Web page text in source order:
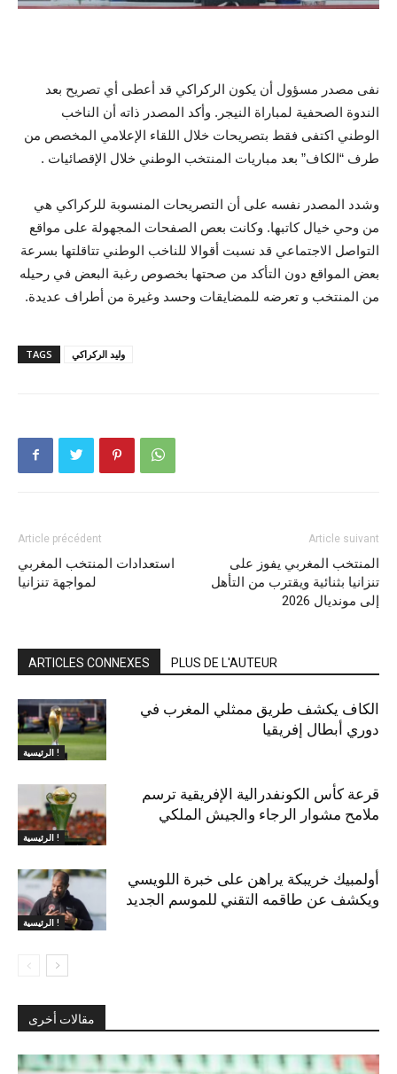
نفى مصدر مسؤول أن يكون الركراكي قد أعطى أي تصريح بعد
الندوة الصحفية لمباراة النيجر. وأكد المصدر ذاته أن الناخب
الوطني اكتفى فقط بتصريحات خلال اللقاء الإعلامي المخصص من
طرف “الكاف” بعد مباريات المنتخب الوطني خلال الإقصائيات .
وشدد المصدر نفسه على أن التصريحات المنسوبة للركراكي هي
من وحي خيال كاتبها. وكانت بعص الصفحات المجهولة على مواقع
التواصل الاجتماعي قد نسبت أقوالا للناخب الوطني تتاقلتها بسرعة
بعض المواقع دون التأكد من صحتها بخصوص رغبة البعض في رحيله
من المنتخب و تعرضه للمضايقات وحسد وغيرة من أطراف عديدة.
TAGS وليد الركراكي
Article précédent
استعدادات المنتخب المغربي
لمواجهة تنزانيا
Article suivant
المنتخب المغربي يفوز على
تنزانيا بثنائية ويقترب من التأهل
إلى مونديال 2026
ARTICLES CONNEXES PLUS DE L'AUTEUR
الرئيسية !
الكاف يكشف طريق ممثلي المغرب في
دوري أبطال إفريقيا
الرئيسية !
قرعة كأس الكونفدرالية الإفريقية ترسم
ملامح مشوار الرجاء والجيش الملكي
الرئيسية !
أولمبيك خريبكة يراهن على خبرة اللويسي
ويكشف عن طاقمه التقني للموسم الجديد
مقالات أخرى